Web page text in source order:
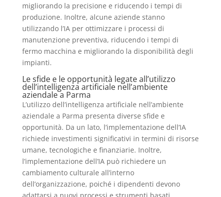
migliorando la precisione e riducendo i tempi di
produzione. Inoltre, alcune aziende stanno
utilizzando l’IA per ottimizzare i processi di
manutenzione preventiva, riducendo i tempi di
fermo macchina e migliorando la disponibilità degli
impianti.
Le sfide e le opportunità legate all’utilizzo
dell’intelligenza artificiale nell’ambiente
aziendale a Parma
L’utilizzo dell’intelligenza artificiale nell’ambiente
aziendale a Parma presenta diverse sfide e
opportunità. Da un lato, l’implementazione dell’IA
richiede investimenti significativi in termini di risorse
umane, tecnologiche e finanziarie. Inoltre,
l’implementazione dell’IA può richiedere un
cambiamento culturale all’interno
dell’organizzazione, poiché i dipendenti devono